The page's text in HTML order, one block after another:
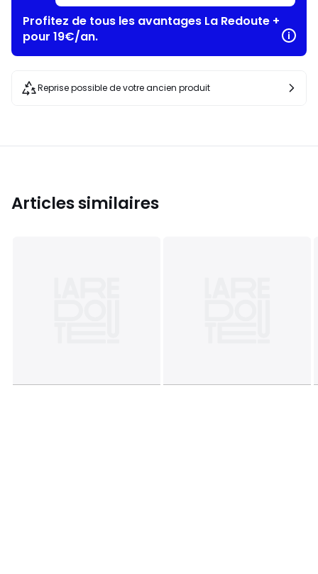
Profitez de tous les avantages La Redoute +
pour 19€/an.
Reprise possible de votre ancien produit
Articles similaires